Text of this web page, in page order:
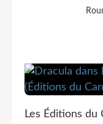
Les Éditions du